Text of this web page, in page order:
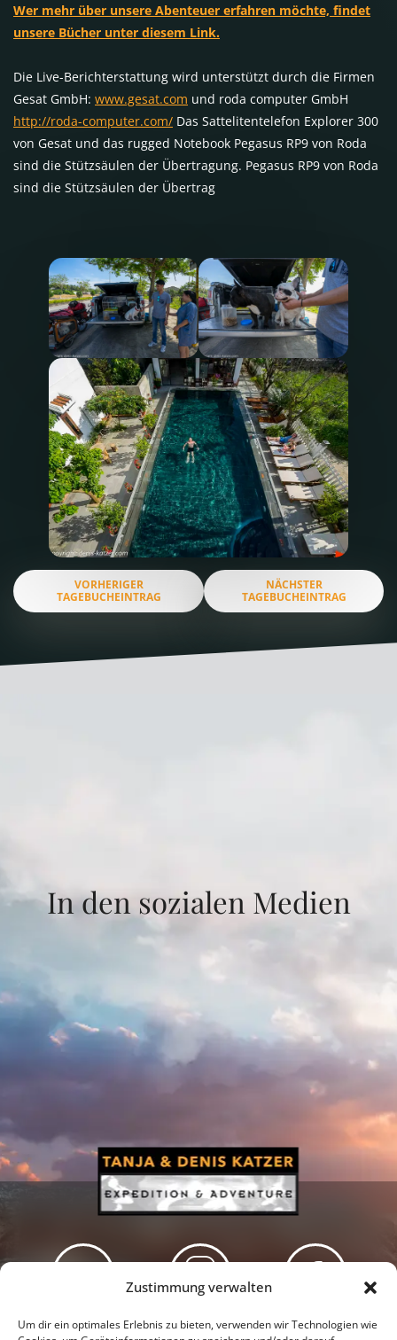
Zustimmung verwalten
Um dir ein optimales Erlebnis zu bieten, verwenden wir Technologien wie
Wer mehr über unsere Abenteuer erfahren möchte, findet
unsere Bücher unter diesem Link.
Die Live-Berichterstattung wird unterstützt durch die Firmen
Gesat GmbH: www.gesat.com und roda computer GmbH
http://roda-computer.com/ Das Sattelitentelefon Explorer 300
von Gesat und das rugged Notebook Pegasus RP9 von Roda
sind die Stützsäulen der Übertragung. Pegasus RP9 von Roda
sind die Stützsäulen der Übertrag
VORHERIGER
TAGEBUCHEINTRAG
NÄCHSTER
TAGEBUCHEINTRAG
In den sozialen Medien
Newsletter Podcast Facebook